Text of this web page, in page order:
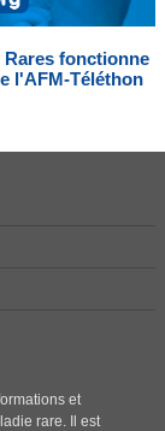
Rares fonctionne
l'AFM-Téléthon
et
rare. Il est